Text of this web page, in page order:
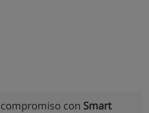
con Smart